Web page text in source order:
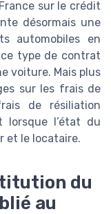
sur le crédit
désormais une
automobiles en
type de contrat
voiture. Mais plus
sur les frais de
de résiliation
lorsque l’état du
et le locataire.
du
au